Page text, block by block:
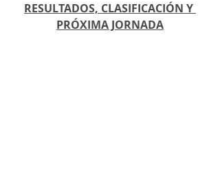
RESULTADOS, CLASIFICACIÓN Y
PRÓXIMA JORNADA